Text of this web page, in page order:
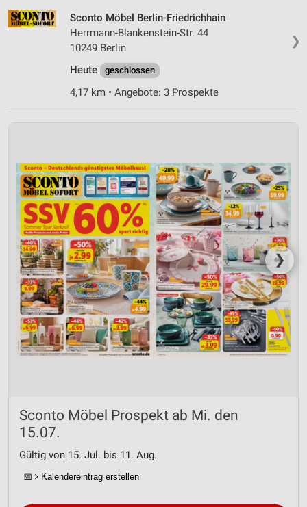
❯
Sconto Möbel Berlin-Friedrichhain
Herrmann-Blankenstein-Str. 44
10249 Berlin
Heute
geschlossen
4,17 km • Angebote: 3 Prospekte
❯
Sconto Möbel Prospekt ab Mi. den
15.07.
Gültig von 15. Jul. bis 11. Aug.
📅 Kalendereintrag erstellen